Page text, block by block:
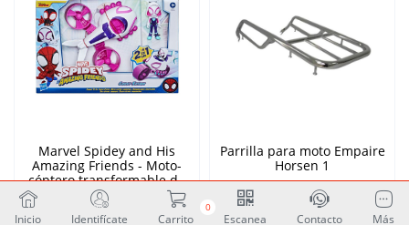
Marvel Spidey and His
Amazing Friends - Moto-
cóptero transformable de
Ghost Spider
Unidades: 1
$41.04
Parrilla para moto Empaire
Horsen 1
Unidades: 1
22.00
Inicio Identifícate
0
Carrito Escanea Contacto Más